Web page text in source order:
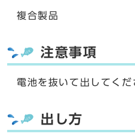
複合製品
注意事項
電池を抜いて出してくだ
出し方